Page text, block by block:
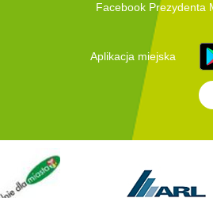
Facebook Prezydenta
Aplikacja miejska